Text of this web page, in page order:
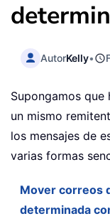
AutorKelly•
Supongamos
un mismo
los mensajes de
varias formas
Mover correos
determinada